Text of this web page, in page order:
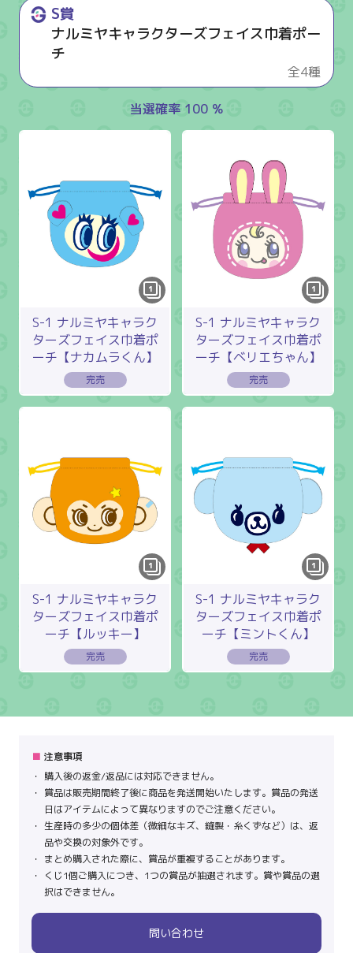
S賞
ナルミヤキャラクターズフェイス巾着ポー
チ
全4種
当選確率 100 %
1
S-1 ナルミヤキャラク
ターズフェイス巾着ポ
ーチ【ナカムラくん】
1
S-1 ナルミヤキャラク
ターズフェイス巾着ポ
ーチ【ベリエちゃん】
1
S-1 ナルミヤキャラク
ターズフェイス巾着ポ
ーチ【ルッキー】
1
S-1 ナルミヤキャラク
ターズフェイス巾着ポ
ーチ【ミントくん】
注意事項
購入後の返金/返品には対応できません。
賞品は販売期間終了後に商品を発送開始いたします。賞品の発送
日はアイテムによって異なりますのでご注意ください。
生産時の多少の個体差（微細なキズ、縫製・糸くずなど）は、返
品や交換の対象外です。
まとめ購入された際に、賞品が重複することがあります。
くじ1個ご購入につき、1つの賞品が抽選されます。賞や賞品の選
択はできません。
問い合わせ